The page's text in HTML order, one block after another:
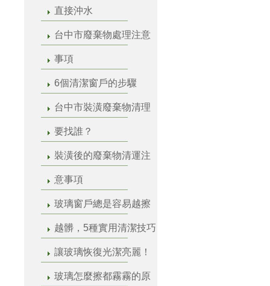
直接沖水
台中市廢棄物處理注意
事項
6個清潔窗戶的步驟
台中市裝潢廢棄物清理
要找誰？
裝潢後的廢棄物清運注
意事項
玻璃窗戶總是容易越擦
越髒，5種實用清潔技巧
讓玻璃恢復光潔亮麗！
玻璃怎麼擦都霧霧的原